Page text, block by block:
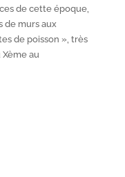
de cette époque,
de murs aux
de poisson », très
èmeau